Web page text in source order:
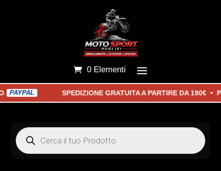
0 Elementi
SPEDIZIONE GRATUITA A PARTIRE DA 190€ • PAGA
Products
search